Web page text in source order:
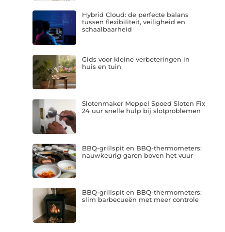
Hybrid Cloud: de perfecte balans
tussen flexibiliteit, veiligheid en
schaalbaarheid
Gids voor kleine verbeteringen in
huis en tuin
Slotenmaker Meppel Spoed Sloten Fix
24 uur snelle hulp bij slotproblemen
BBQ-grillspit en BBQ-thermometers:
nauwkeurig garen boven het vuur
BBQ-grillspit en BBQ-thermometers:
slim barbecueën met meer controle